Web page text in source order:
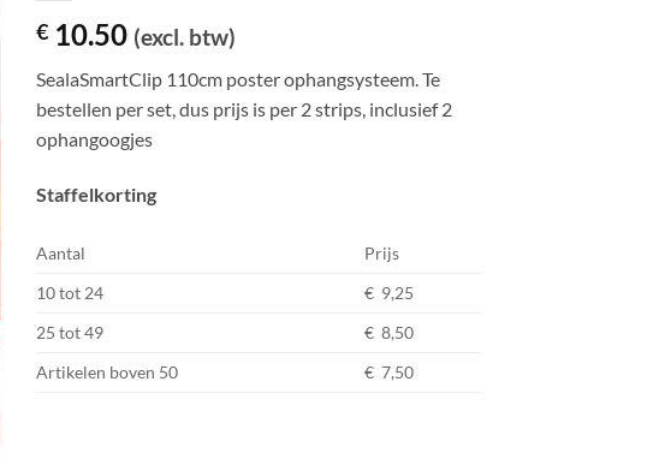
€ 10.50 (excl. btw)
SealaSmartClip 110cm poster ophangsysteem. Te
bestellen per set, dus prijs is per 2 strips, inclusief 2
ophangoogjes
Staffelkorting
Aantal
Prijs
10 tot 24
€ 9,25
25 tot 49
€ 8,50
Artikelen boven 50
€ 7,50